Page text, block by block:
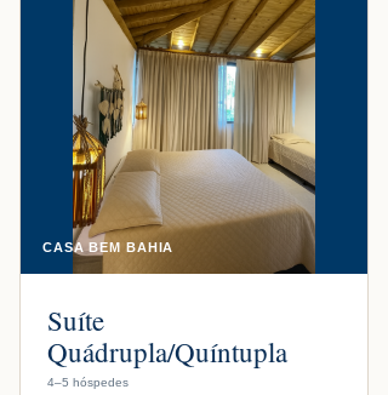
CASA BEM BAHIA
Suíte
Quádrupla/Quíntupla
4–5 hóspedes